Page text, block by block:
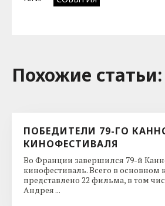
Похожие cтатьи:
ПОБЕДИТЕЛИ 79-ГО
КИНОФЕСТИВАЛЯ
Во Франции завершился 79-й
кинофестиваль. Всего в основном
представлено 22 фильма, в том
Андрея ...